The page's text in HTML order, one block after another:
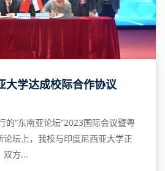
大学达成校际合作协议
的“东南亚论坛”2023国际会议暨粤
坛上，我校与印度尼西亚大学正
双方...